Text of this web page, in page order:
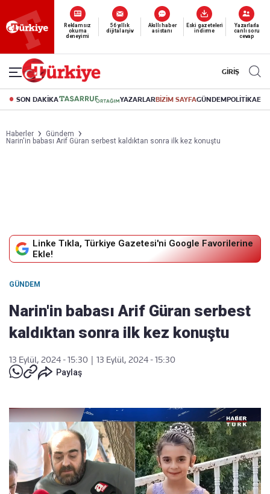
Reklamsız
okuma
deneyimi
56 yıllık
dijital arşiv
Akıllı haber
asistanı
Eski gazeteleri
indirme
Yazarlarla
canlı soru
cevap
Yeni nesil dijital
abonelik 19 TL’den başlayan fiyatlarla.
GİRİŞ
SON DAKİKA YAZARLARBİZİM SAYFAGÜNDEMPOLİTİKA
Haberler
Gündem
Narin'in babası Arif Güran serbest kaldıktan sonra ilk kez konuştu
Linke Tıkla, Türkiye Gazetesi'ni Google Favorilerine
Ekle!
GÜNDEM
Narin'in babası Arif Güran serbest
kaldıktan sonra ilk kez konuştu
13 Eylül, 2024 - 15:30
13 Eylül, 2024 - 15:30
Paylaş